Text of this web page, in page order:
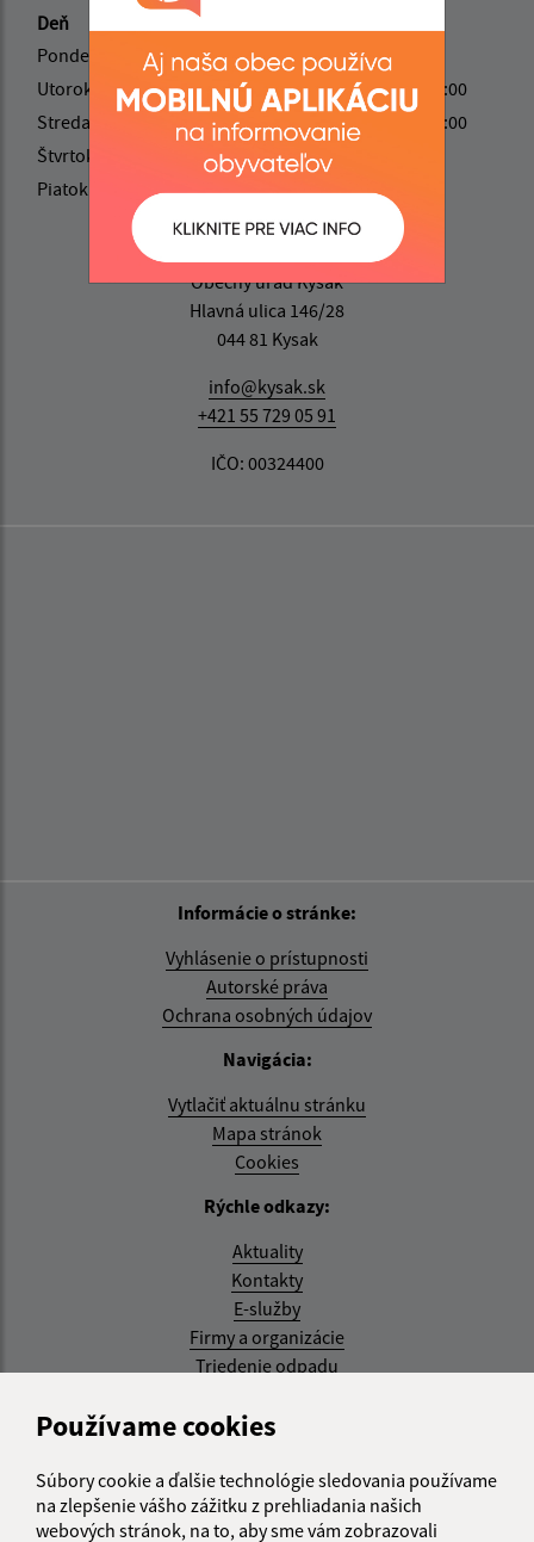
Používame cookies
Súbory cookie a ďalšie technológie sledovania používame
na zlepšenie vášho zážitku z prehliadania našich
webových stránok, na to, aby sme vám zobrazovali
Deň
Čas
Pondelok:
08:00 - 12:00
Utorok:
08:00 - 12:00
13:00 - 16:00
Streda:
13:00 - 18:00
Štvrtok:
08:00 - 12:00
Piatok:
nestránkový deň
Kontakt:
Obecný úrad Kysak
Hlavná ulica 146/28
044 81 Kysak
info@kysak.sk
+421 55 729 05 91
IČO: 00324400
Informácie o stránke:
Vyhlásenie o prístupnosti
Autorské práva
Ochrana osobných údajov
Navigácia:
Vytlačiť aktuálnu stránku
Mapa stránok
Cookies
Rýchle odkazy:
Aktuality
Kontakty
E-služby
Firmy a organizácie
Triedenie odpadu
Aktualizované:
RSS